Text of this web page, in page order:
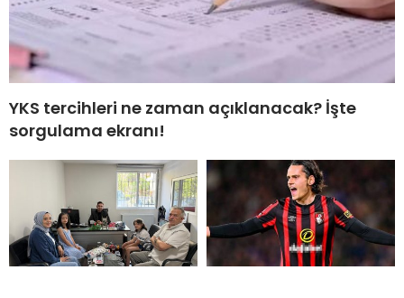
YKS tercihleri ne zaman açıklanacak? İşte
sorgulama ekranı!